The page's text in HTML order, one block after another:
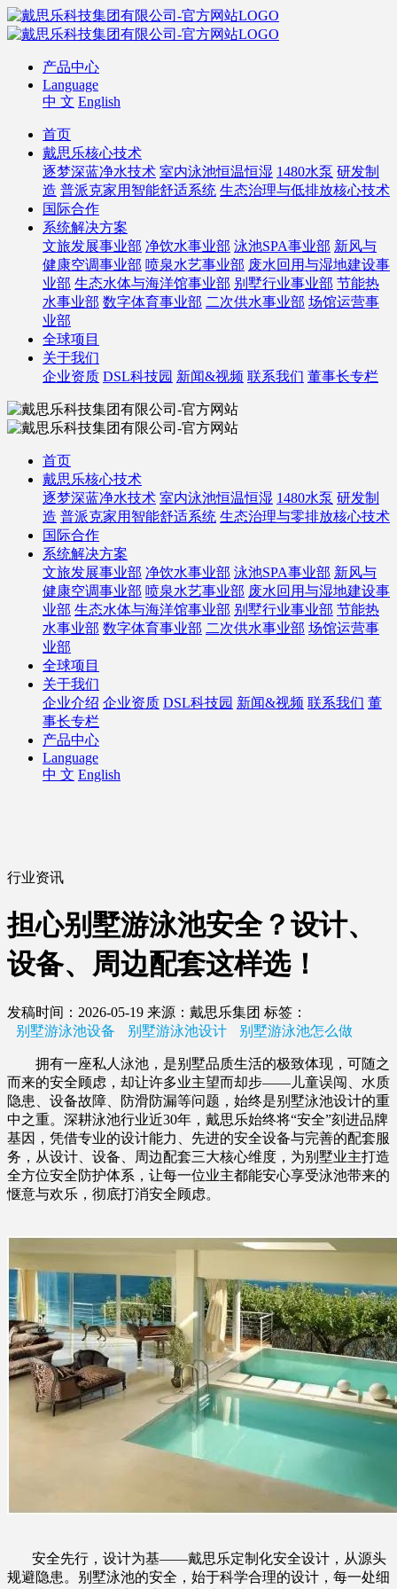
产品中心
Language
中 文 English
首页
戴思乐核心技术
逐梦深蓝净水技术 室内泳池恒温恒湿 1480水泵 研发制
造 普派克家用智能舒适系统 生态治理与低排放核心技术
国际合作
系统解决方案
文旅发展事业部 净饮水事业部 泳池SPA事业部 新风与
健康空调事业部 喷泉水艺事业部 废水回用与湿地建设事
业部 生态水体与海洋馆事业部 别墅行业事业部 节能热
水事业部 数字体育事业部 二次供水事业部 场馆运营事
业部
全球项目
关于我们
企业资质 DSL科技园 新闻&视频 联系我们 董事长专栏
首页
戴思乐核心技术
逐梦深蓝净水技术 室内泳池恒温恒湿 1480水泵 研发制
造 普派克家用智能舒适系统 生态治理与零排放核心技术
国际合作
系统解决方案
文旅发展事业部 净饮水事业部 泳池SPA事业部 新风与
健康空调事业部 喷泉水艺事业部 废水回用与湿地建设事
业部 生态水体与海洋馆事业部 别墅行业事业部 节能热
水事业部 数字体育事业部 二次供水事业部 场馆运营事
业部
全球项目
关于我们
企业介绍 企业资质 DSL科技园 新闻&视频 联系我们 董
事长专栏
产品中心
Language
中 文 English
行业资讯
担心别墅游泳池安全？设计、
设备、周边配套这样选！
发稿时间：2026-05-19 来源：戴思乐集团 标签：
别墅游泳池设备
别墅游泳池设计 别墅游泳池怎么做
拥有一座私人泳池，是别墅品质生活的极致体现，可随之
而来的安全顾虑，却让许多业主望而却步——儿童误闯、水质
隐患、设备故障、防滑防漏等问题，始终是别墅泳池设计的重
中之重。深耕泳池行业近30年，戴思乐始终将“安全”刻进品牌
基因，凭借专业的设计能力、先进的安全设备与完善的配套服
务，从设计、设备、周边配套三大核心维度，为别墅业主打造
全方位安全防护体系，让每一位业主都能安心享受泳池带来的
惬意与欢乐，彻底打消安全顾虑。
安全先行，设计为基——戴思乐定制化安全设计，从源头
规避隐患。别墅泳池的安全，始于科学合理的设计，每一处细